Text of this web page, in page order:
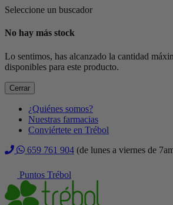
Seleccione un buscador
No hay más stock
Lo sentimos, has alcanzado la cantidad
disponibles para este producto.
Cerrar
¿Quiénes somos?
Nuestras farmacias
Conviértete en Trébol
659 761 904 (de lunes a viernes de
Puntos Trébol